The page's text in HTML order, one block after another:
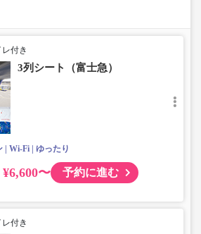
レ付き
3列シート（富士急）
Wi-Fi ゆったり
¥6,600〜 予約に進む
レ付き